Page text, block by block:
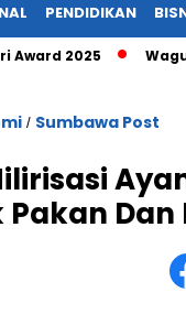
PENDIDIKAN
2025 Wagub NTB
/ Sumbawa Post
Dan